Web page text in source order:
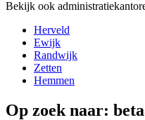
Bekijk ook
Herveld
Ewijk
Randwijk
Zetten
Hemmen
Op zoek naar: